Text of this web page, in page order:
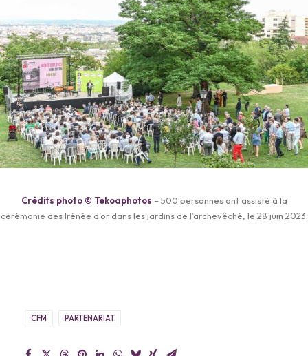
Crédits photo © Tekoaphotos – 500 personnes ont assisté à la
cérémonie des Irénée d’or dans les jardins de l’archevêché, le 28 juin 2023.
CFM PARTENARIAT